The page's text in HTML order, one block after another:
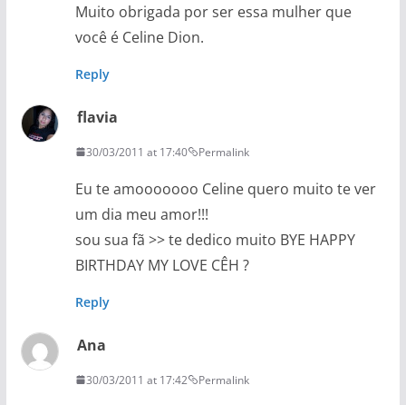
Muito obrigada por ser essa mulher que
você é Celine Dion.
Reply
flavia
30/03/2011 at 17:40 Permalink
Eu te amooooooo Celine quero muito te ver
um dia meu amor!!!
sou sua fã >> te dedico muito BYE HAPPY
BIRTHDAY MY LOVE CÊH ?
Reply
Ana
30/03/2011 at 17:42 Permalink